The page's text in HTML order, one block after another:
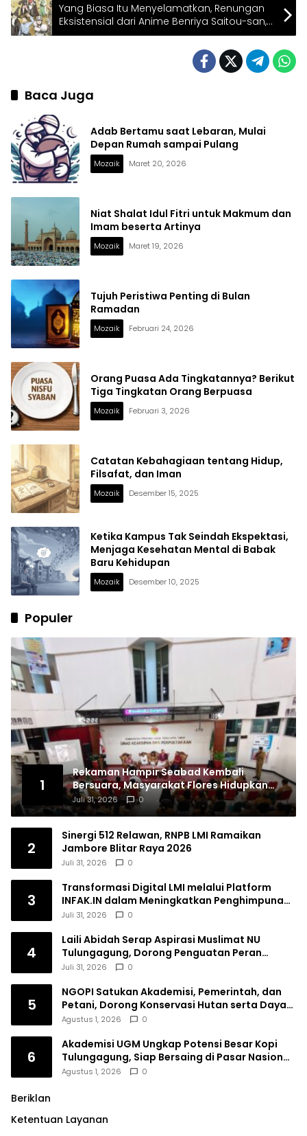
Yang Biasa Itu Menyelamatkan, Renungan
Eksistensial dari Anime Benriya Saitou-san,
Isekai ni Iku
Baca Juga
Adab Bertamu saat Lebaran, Mulai
Depan Rumah sampai Pulang
Mozaik Maret 20, 2026
Niat Shalat Idul Fitri untuk Makmum dan
Imam beserta Artinya
Mozaik Maret 19, 2026
Tujuh Peristiwa Penting di Bulan
Ramadan
Mozaik Februari 24, 2026
Orang Puasa Ada Tingkatannya? Berikut
Tiga Tingkatan Orang Berpuasa
Mozaik Februari 3, 2026
Catatan Kebahagiaan tentang Hidup,
Filsafat, dan Iman
Mozaik Desember 15, 2025
Ketika Kampus Tak Seindah Ekspektasi,
Menjaga Kesehatan Mental di Babak
Baru Kehidupan
Mozaik Desember 10, 2025
Populer
1
Rekaman Hampir Seabad Kembali
Bersuara, Masyarakat Flores Hidupkan
Lagi Ingatan Leluhur
Juli 31, 2026 0
2
Sinergi 512 Relawan, RNPB LMI Ramaikan
Jambore Blitar Raya 2026
Juli 31, 2026 0
3
Transformasi Digital LMI melalui Platform
INFAK.IN dalam Meningkatkan Penghimpunan
Dana Filantropi Islam
Juli 31, 2026 0
4
Laili Abidah Serap Aspirasi Muslimat NU
Tulungagung, Dorong Penguatan Peran
Perempuan
Juli 31, 2026 0
5
NGOPI Satukan Akademisi, Pemerintah, dan
Petani, Dorong Konservasi Hutan serta Daya
Saing Kopi Tulungagung
Agustus 1, 2026 0
6
Akademisi UGM Ungkap Potensi Besar Kopi
Tulungagung, Siap Bersaing di Pasar Nasional
hingga Dunia
Agustus 1, 2026 0
Beriklan
Ketentuan Layanan